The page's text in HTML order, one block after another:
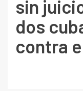
sin
dos
contra